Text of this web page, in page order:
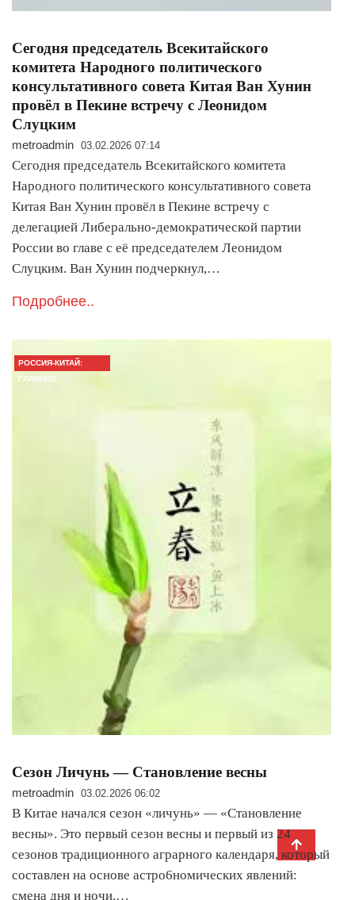
Сегодня председатель Всекитайского
комитета Народного политического
консультативного совета Китая Ван Хунин
провёл в Пекине встречу с Леонидом
Слуцким
metroadmin 03.02.2026 07:14
Сегодня председатель Всекитайского комитета
Народного политического консультативного совета
Китая Ван Хунин провёл в Пекине встречу с
делегацией Либерально-демократической партии
России во главе с её председателем Леонидом
Слуцким. Ван Хунин подчеркнул,…
Подробнее..
РОССИЯ-КИТАЙ:
ГЛАВНОЕ
Сезон Личунь — Становление весны
metroadmin 03.02.2026 06:02
В Китае начался сезон «личунь» — «Становление
весны». Это первый сезон весны и первый из 24
сезонов традиционного аграрного календаря, который
составлен на основе астро6номических явлений:
смена дня и ночи,…